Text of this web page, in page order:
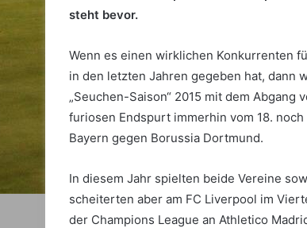
steht bevor.
Wenn es einen wirklichen Konkurrenten
in den letzten Jahren gegeben hat, dann
„Seuchen-Saison“ 2015 mit dem
furiosen Endspurt immerhin vom 18.
Bayern gegen Borussia Dortmund.
In diesem Jahr spielten beide Vereine
scheiterten aber am FC Liverpool im
der Champions League an Athletico